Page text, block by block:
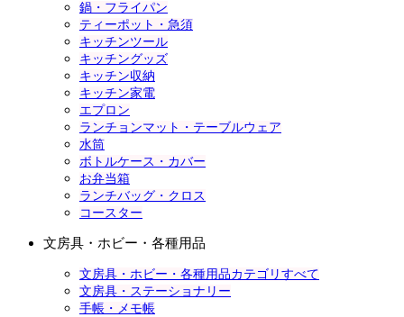
鍋・フライパン
ティーポット・急須
キッチンツール
キッチングッズ
キッチン収納
キッチン家電
エプロン
ランチョンマット・テーブルウェア
水筒
ボトルケース・カバー
お弁当箱
ランチバッグ・クロス
コースター
文房具・ホビー・各種用品
文房具・ホビー・各種用品カテゴリすべて
文房具・ステーショナリー
手帳・メモ帳